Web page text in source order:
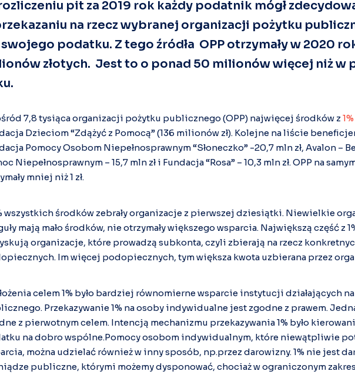
pit za 2019 rok każdy podatnik mógł
na rzecz wybranej organizacji pożytku
swojego podatku. Z tego źródła OPP otrzymały w 2020
złotych. Jest to o ponad 50 milionów więcej niż w
7,8 tysiąca organizacji pożytku publicznego (OPP) najwięcej środków z
Dzieciom “Zdążyć z Pomocą” (136 milionów zł). Kolejne na liście
Pomocy Osobom Niepełnosprawnym “Słoneczko” -20,7 mln zł, Avalon –
Niepełnosprawnym – 15,7 mln zł i Fundacja “Rosa” – 10,3 mln zł. OPP na
mniej niż 1 zł.
wszystkich środków zebrały organizacje z pierwszej dziesiątki. Niewielkie
mają mało środków, nie otrzymały większego wsparcia. Największą część z
organizacje, które prowadzą subkonta, czyli zbierają na rzecz
Im więcej podopiecznych, tym większa kwota uzbierana przez
celem 1% było bardziej równomierne wsparcie instytucji działających
Przekazywanie 1% na osoby indywidualne jest zgodne z prawem.
z pierwotnym celem. Intencją mechanizmu przekazywania 1% było
na dobro wspólne.Pomocy osobom indywidualnym, które niewątpliwie
można udzielać również w inny sposób, np.przez darowizny. 1% nie jest
publiczne, którymi możemy dysponować, chociaż w ograniczonym